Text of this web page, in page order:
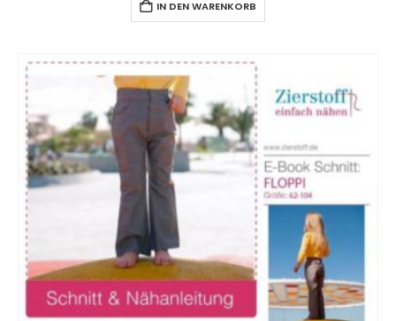
IN DEN WARENKORB